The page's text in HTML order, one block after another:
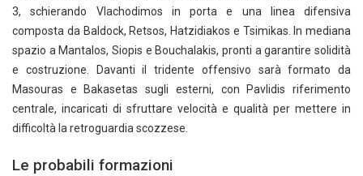
3, schierando Vlachodimos in porta e una linea difensiva
composta da Baldock, Retsos, Hatzidiakos e Tsimikas. In mediana
spazio a Mantalos, Siopis e Bouchalakis, pronti a garantire solidità
e costruzione. Davanti il tridente offensivo sarà formato da
Masouras e Bakasetas sugli esterni, con Pavlidis riferimento
centrale, incaricati di sfruttare velocità e qualità per mettere in
difficoltà la retroguardia scozzese.
Le probabili formazioni